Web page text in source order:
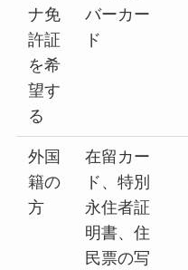
ナ免
許証
を希
望す
る
バーカー
ド
外国
籍の
方
在留カー
ド、特別
永住者証
明書、住
民票の写